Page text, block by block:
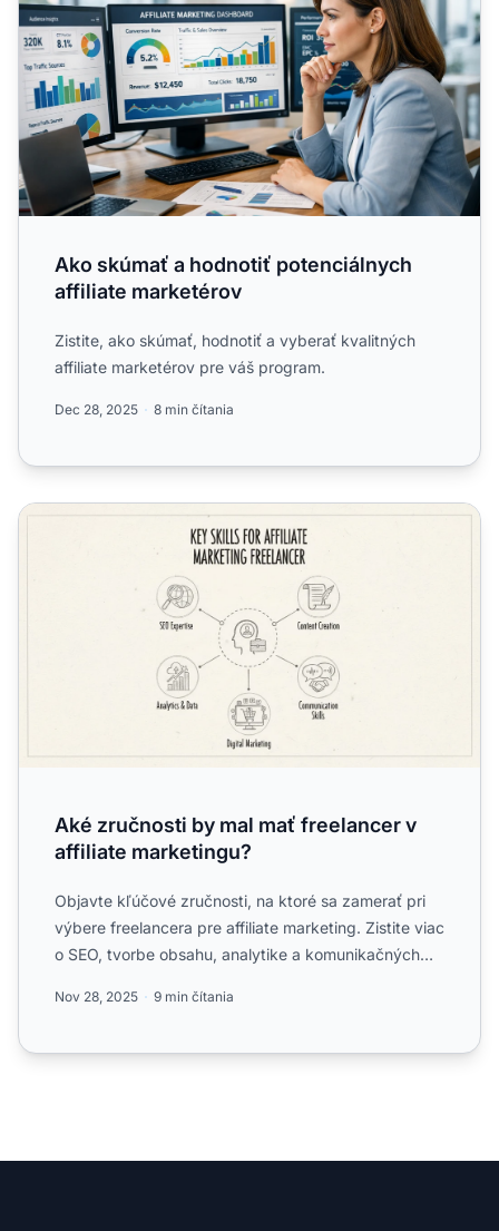
Ako skúmať a hodnotiť potenciálnych
affiliate marketérov
Zistite, ako skúmať, hodnotiť a vyberať kvalitných
affiliate marketérov pre váš program.
Dec 28, 2025 8 min čítania
Aké zručnosti by mal mať freelancer v affiliate
Aké zručnosti by mal mať freelancer v
affiliate marketingu?
Objavte kľúčové zručnosti, na ktoré sa zamerať pri
výbere freelancera pre affiliate marketing. Zistite viac
o SEO, tvorbe obsahu, analytike a komunikačných
Nov 28, 2025 9 min čítania